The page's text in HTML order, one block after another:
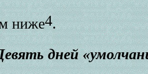
ниже4.
дней